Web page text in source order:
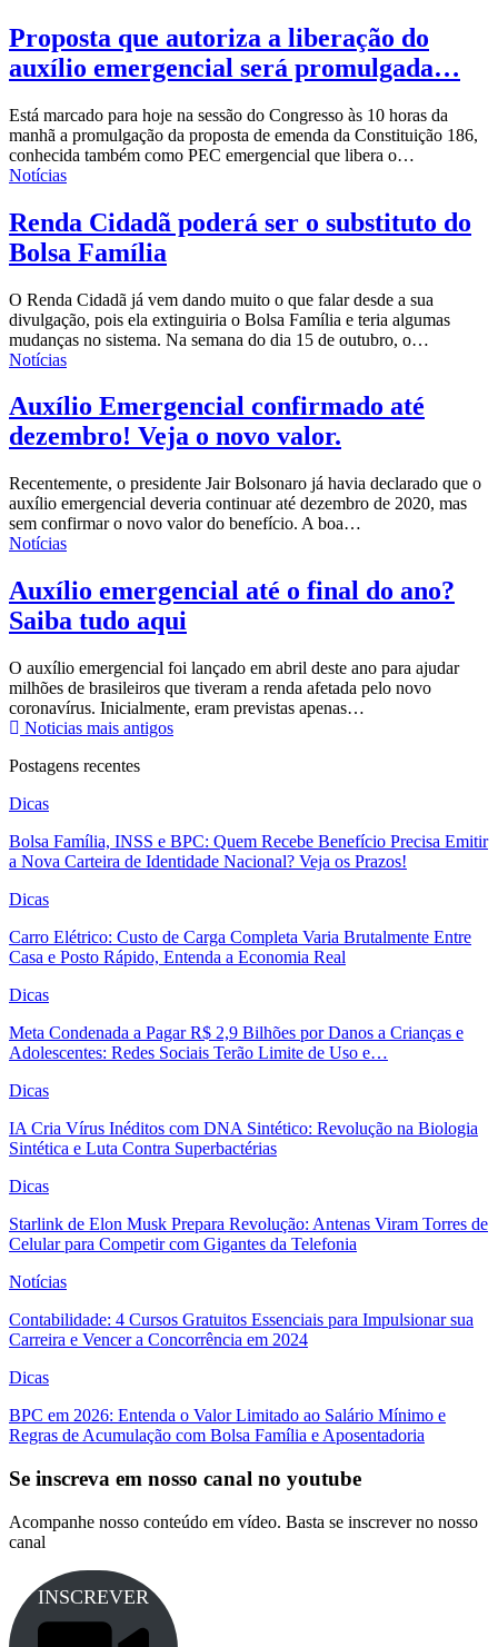
Proposta que autoriza a liberação do
auxílio emergencial será promulgada…
Está marcado para hoje na sessão do Congresso às 10 horas da
manhã a promulgação da proposta de emenda da Constituição 186,
conhecida também como PEC emergencial que libera o…
Notícias
Renda Cidadã poderá ser o substituto do
Bolsa Família
O Renda Cidadã já vem dando muito o que falar desde a sua
divulgação, pois ela extinguiria o Bolsa Família e teria algumas
mudanças no sistema. Na semana do dia 15 de outubro, o…
Notícias
Auxílio Emergencial confirmado até
dezembro! Veja o novo valor.
Recentemente, o presidente Jair Bolsonaro já havia declarado que o
auxílio emergencial deveria continuar até dezembro de 2020, mas
sem confirmar o novo valor do benefício. A boa…
Notícias
Auxílio emergencial até o final do ano?
Saiba tudo aqui
O auxílio emergencial foi lançado em abril deste ano para ajudar
milhões de brasileiros que tiveram a renda afetada pelo novo
coronavírus. Inicialmente, eram previstas apenas…
Noticias mais antigos
Postagens recentes
Dicas
Bolsa Família, INSS e BPC: Quem Recebe Benefício Precisa Emitir
a Nova Carteira de Identidade Nacional? Veja os Prazos!
Dicas
Carro Elétrico: Custo de Carga Completa Varia Brutalmente Entre
Casa e Posto Rápido, Entenda a Economia Real
Dicas
Meta Condenada a Pagar R$ 2,9 Bilhões por Danos a Crianças e
Adolescentes: Redes Sociais Terão Limite de Uso e…
Dicas
IA Cria Vírus Inéditos com DNA Sintético: Revolução na Biologia
Sintética e Luta Contra Superbactérias
Dicas
Starlink de Elon Musk Prepara Revolução: Antenas Viram Torres de
Celular para Competir com Gigantes da Telefonia
Notícias
Contabilidade: 4 Cursos Gratuitos Essenciais para Impulsionar sua
Carreira e Vencer a Concorrência em 2024
Dicas
BPC em 2026: Entenda o Valor Limitado ao Salário Mínimo e
Regras de Acumulação com Bolsa Família e Aposentadoria
Se inscreva em nosso canal no youtube
Acompanhe nosso conteúdo em vídeo. Basta se inscrever no nosso
canal
INSCREVER